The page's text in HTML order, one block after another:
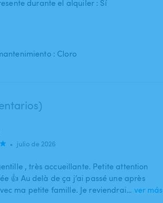
durante el alquiler : Sí
: Cloro
• julio de 2026
, très accueillante. Petite attention
👍 Au delà de ça j’ai passé une après
ma petite famille. Je reviendrai… ver más